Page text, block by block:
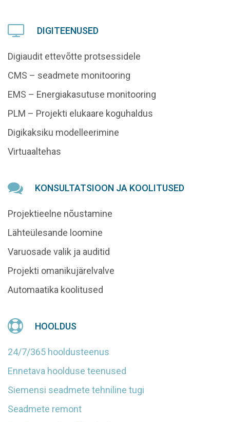
DIGITEENUSED
Digiaudit ettevõtte protsessidele
CMS – seadmete monitooring
EMS – Energiakasutuse monitooring
PLM – Projekti elukaare koguhaldus
Digikaksiku modelleerimine
Virtuaaltehas
KONSULTATSIOON JA KOOLITUSED
Projektieelne nõustamine
Lähteülesande loomine
Varuosade valik ja auditid
Projekti omanikujärelvalve
Automaatika koolitused
HOOLDUS
24/7/365 hooldusteenus
Ennetava hoolduse teenused
Siemensi seadmete tehniline tugi
Seadmete remont